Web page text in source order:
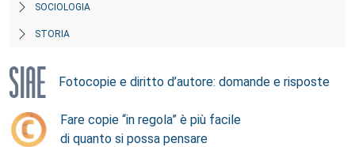
SOCIOLOGIA
STORIA
Fotocopie e diritto d’autore: domande e risposte
Fare copie “in regola” è più facile
di quanto si possa pensare